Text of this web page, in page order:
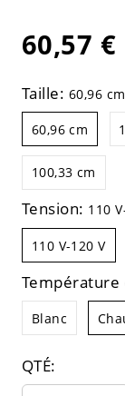
60,57 €
Taille: 60,96 cm
60,96 cm
100,33 cm
Tension: 110
110 V-120 V
Blanc
QTÉ: